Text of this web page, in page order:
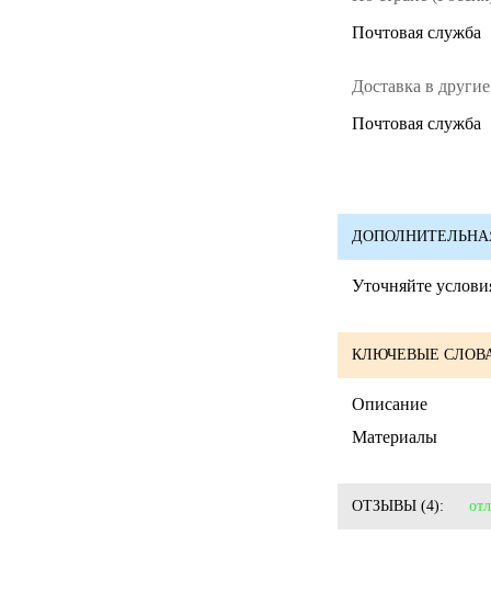
Почтовая служба
Доставка в
Почтовая служба
Уточняйте
КЛЮЧЕВЫЕ
Описание
Материалы
ОТЗЫВЫ (4):